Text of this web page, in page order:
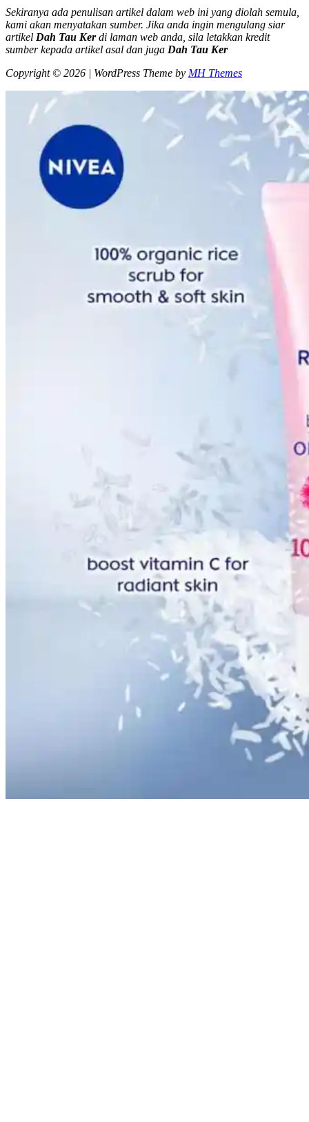
Sekiranya ada penulisan artikel dalam web ini yang diolah semula,
kami akan menyatakan sumber. Jika anda ingin mengulang siar
artikel Dah Tau Kerdi laman web anda, sila letakkan kredit
sumber kepada artikel asal dan juga Dah Tau Ker
Copyright © 2026 | WordPress Theme by MH Themes